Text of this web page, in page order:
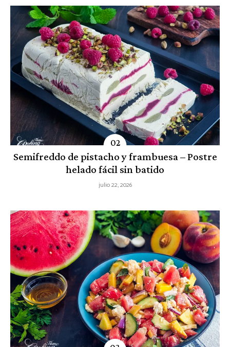
Semifreddo de pistacho y frambuesa – Postre
helado fácil sin batido
julio 22, 2026